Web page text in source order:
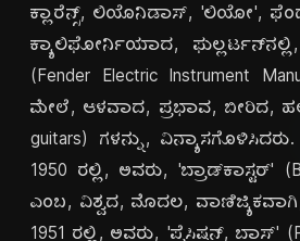
ಕ್ಲಾರೆನ್ಸ್, ಲಿಯೊನಿಡಾಸ್, 'ಲಿಯೋ',
ಕ್ಯಾಲಿಫೋರ್ನಿಯಾದ,
(Fender Electric Instrument
ಮೇಲೆ, ಆಳವಾದ, ಪ್ರಭಾವ, ಬೀರಿದ,
guitars) ಗಳನ್ನು,
1950 ರಲ್ಲಿ, ಅವರು, 'ಬ್ರಾಡ್‌ಕಾಸ್ಟರ್'
ಎಂಬ, ವಿಶ್ವದ, ಮೊದಲ,